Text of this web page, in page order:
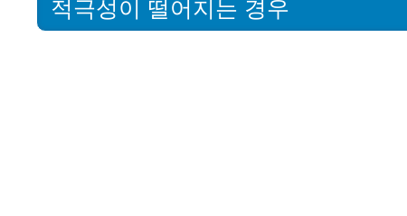
적극성이 떨어지는 경우